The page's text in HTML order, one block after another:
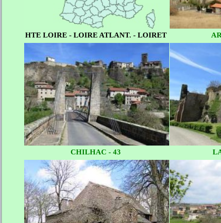
HTE LOIRE - LOIRE ATLANT. - LOIRET
CHILHAC - 43